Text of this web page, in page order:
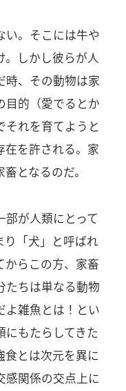
い。そこには牛や
。しかし彼らが人
時、その動物は家
目的（愛でるとか
それを育てようと
在を許される。家
となるのだ。
が人類にとって
り「犬」と呼ばれ
からこの方、家畜
たちは単なる動物
よ雑魚とは！とい
にもたらしてきた
食とは次元を異に
感関係の交点上に